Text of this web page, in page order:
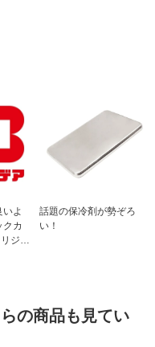
いよ
クカ
ジナ
話題の保冷剤が勢ぞろ
い！
の商品も見てい